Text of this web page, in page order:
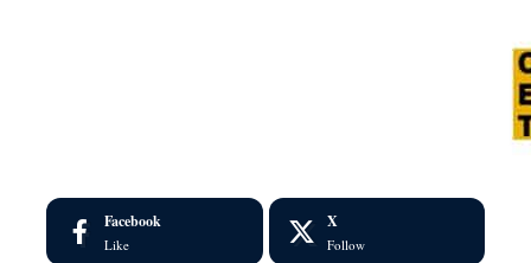
Facebook
Like
X
Follow